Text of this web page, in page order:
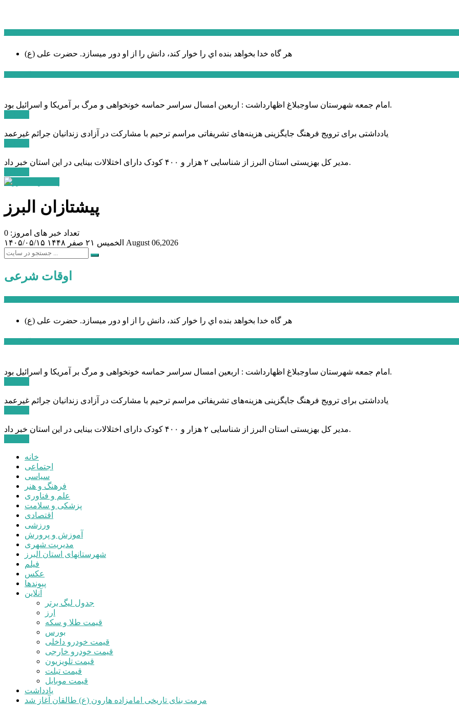
هر گاه خدا بخواهد بنده اي را خوار كند، دانش را از او دور میسازد. حضرت علی (ع)
امام جمعه شهرستان ساوجبلاغ اظهارداشت : اربعین امسال سراسر حماسه خونخواهی و مرگ بر آمریکا و اسرائیل بود.
یادداشتی برای ترویج فرهنگ جایگزینی هزینه‌های تشریفاتی مراسم ترحیم با مشارکت در آزادی زندانیان جرائم غیرعمد
مدیر کل بهزیستی استان البرز از شناسایی ۲ هزار و ۴۰۰ کودک دارای اختلالات بینایی در این استان خبر داد.
پیشتازان البرز
تعداد خبر های امروز: 0
۱۴۰۵/۰۵/۱۵
الخميس ۲۱ صفر ۱۴۴۸ August 06,2026
اوقات شرعی
هر گاه خدا بخواهد بنده اي را خوار كند، دانش را از او دور میسازد. حضرت علی (ع)
امام جمعه شهرستان ساوجبلاغ اظهارداشت : اربعین امسال سراسر حماسه خونخواهی و مرگ بر آمریکا و اسرائیل بود.
یادداشتی برای ترویج فرهنگ جایگزینی هزینه‌های تشریفاتی مراسم ترحیم با مشارکت در آزادی زندانیان جرائم غیرعمد
مدیر کل بهزیستی استان البرز از شناسایی ۲ هزار و ۴۰۰ کودک دارای اختلالات بینایی در این استان خبر داد.
خانه
اجتماعی
سیاسی
فرهنگ و هنر
علم و فناوری
پزشکی و سلامت
اقتصادی
ورزشی
آموزش و پرورش
مدیریت شهری
شهرستانهای استان البرز
فیلم
عکس
پیوندها
آنلاین
جدول لیگ برتر
ارز
قیمت طلا و سکه
بورس
قیمت خودرو داخلی
قیمت خودرو خارجی
قیمت تلویزیون
قیمت تبلت
قیمت موبایل
یادداشت
مرمت بنای تاریخی امامزاده هارون (ع) طالقان آغاز شد